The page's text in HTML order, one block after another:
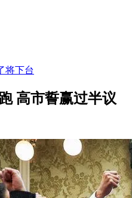
将下台
高市誓赢过半议